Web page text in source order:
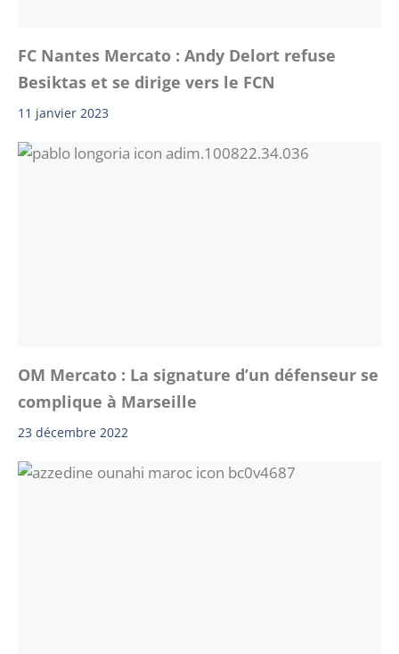
FC Nantes Mercato : Andy Delort refuse
Besiktas et se dirige vers le FCN
11 janvier 2023
OM Mercato : La signature d’un défenseur se
complique à Marseille
23 décembre 2022